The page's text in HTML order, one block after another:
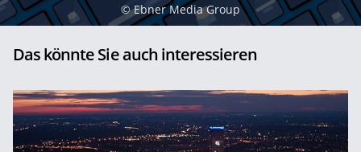
© Ebner Media Group
Das könnte Sie auch interessieren